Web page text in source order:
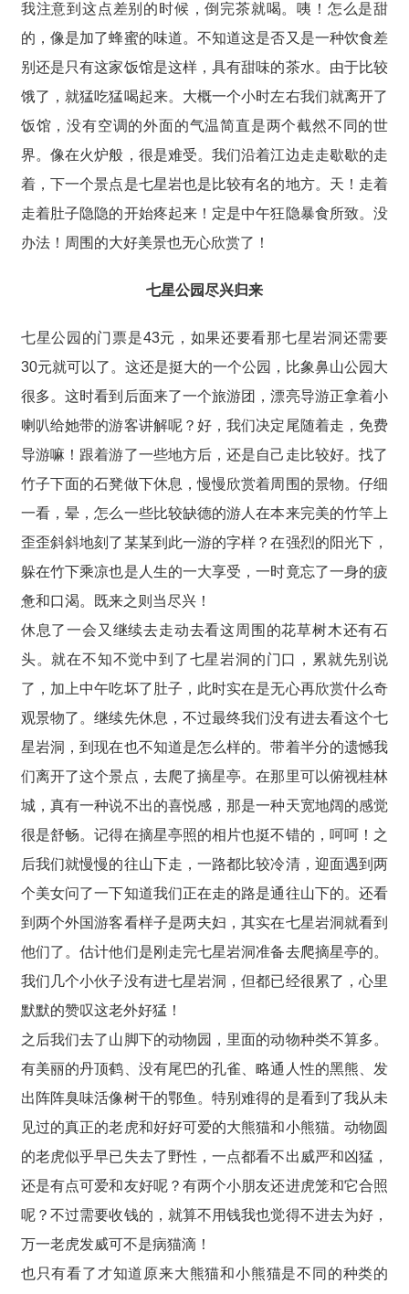
我注意到这点差别的时候，倒完茶就喝。咦！怎么是甜
的，像是加了蜂蜜的味道。不知道这是否又是一种饮食差
别还是只有这家饭馆是这样，具有甜味的茶水。由于比较
饿了，就猛吃猛喝起来。大概一个小时左右我们就离开了
饭馆，没有空调的外面的气温简直是两个截然不同的世
界。像在火炉般，很是难受。我们沿着江边走走歇歇的走
着，下一个景点是七星岩也是比较有名的地方。天！走着
走着肚子隐隐的开始疼起来！定是中午狂隐暴食所致。没
办法！周围的大好美景也无心欣赏了！
七星公园尽兴归来
七星公园的门票是43元，如果还要看那七星岩洞还需要
30元就可以了。这还是挺大的一个公园，比象鼻山公园大
很多。这时看到后面来了一个旅游团，漂亮导游正拿着小
喇叭给她带的游客讲解呢？好，我们决定尾随着走，免费
导游嘛！跟着游了一些地方后，还是自己走比较好。找了
竹子下面的石凳做下休息，慢慢欣赏着周围的景物。仔细
一看，晕，怎么一些比较缺德的游人在本来完美的竹竿上
歪歪斜斜地刻了某某到此一游的字样？在强烈的阳光下，
躲在竹下乘凉也是人生的一大享受，一时竟忘了一身的疲
惫和口渴。既来之则当尽兴！
休息了一会又继续去走动去看这周围的花草树木还有石
头。就在不知不觉中到了七星岩洞的门口，累就先别说
了，加上中午吃坏了肚子，此时实在是无心再欣赏什么奇
观景物了。继续先休息，不过最终我们没有进去看这个七
星岩洞，到现在也不知道是怎么样的。带着半分的遗憾我
们离开了这个景点，去爬了摘星亭。在那里可以俯视桂林
城，真有一种说不出的喜悦感，那是一种天宽地阔的感觉
很是舒畅。记得在摘星亭照的相片也挺不错的，呵呵！之
后我们就慢慢的往山下走，一路都比较冷清，迎面遇到两
个美女问了一下知道我们正在走的路是通往山下的。还看
到两个外国游客看样子是两夫妇，其实在七星岩洞就看到
他们了。估计他们是刚走完七星岩洞准备去爬摘星亭的。
我们几个小伙子没有进七星岩洞，但都已经很累了，心里
默默的赞叹这老外好猛！
之后我们去了山脚下的动物园，里面的动物种类不算多。
有美丽的丹顶鹤、没有尾巴的孔雀、略通人性的黑熊、发
出阵阵臭味活像树干的鄂鱼。特别难得的是看到了我从未
见过的真正的老虎和好好可爱的大熊猫和小熊猫。动物圆
的老虎似乎早已失去了野性，一点都看不出威严和凶猛，
还是有点可爱和友好呢？有两个小朋友还进虎笼和它合照
呢？不过需要收钱的，就算不用钱我也觉得不进去为好，
万一老虎发威可不是病猫滴！
也只有看了才知道原来大熊猫和小熊猫是不同的种类的